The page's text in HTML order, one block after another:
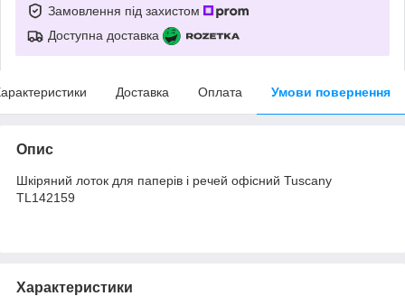
Замовлення під захистом
Доступна доставка
Доставка Оплата Умови повернення
Опис
Шкіряний лоток для паперів і речей офісний Tuscany
TL142159
Характеристики